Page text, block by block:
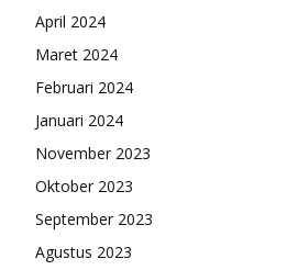
April 2024
Maret 2024
Februari 2024
Januari 2024
November 2023
Oktober 2023
September 2023
Agustus 2023